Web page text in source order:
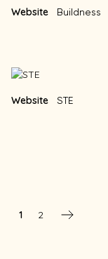
Website Buildness
Website STE
1 2